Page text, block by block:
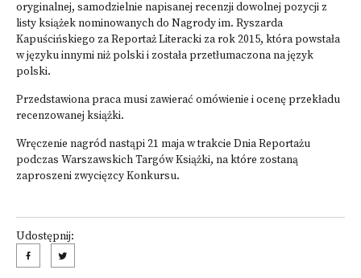
oryginalnej, samodzielnie napisanej recenzji dowolnej pozycji z
listy książek nominowanych do Nagrody im. Ryszarda
Kapuścińskiego za Reportaż Literacki za rok 2015, która powstała
w języku innymi niż polski i została przetłumaczona na język
polski.
Przedstawiona praca musi zawierać omówienie i ocenę przekładu
recenzowanej książki.
Wręczenie nagród nastąpi 21 maja w trakcie Dnia Reportażu
podczas Warszawskich Targów Książki, na które zostaną
zaproszeni zwycięzcy Konkursu.
Udostępnij: